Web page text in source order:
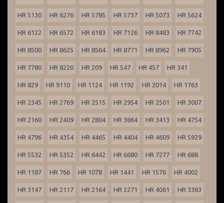
HR 5130 HR 6276 HR 5785 HR 5737 HR 5073 HR 5624
HR 6122 HR 6572 HR 6183 HR 7126 HR 8483 HR 7742
HR 8500 HR 8625 HR 8564 HR 8771 HR 8962 HR 7905
HR 7780 HR 8220 HR 209 HR 547 HR 457 HR 341
HR 829 HR 9110 HR 1124 HR 1192 HR 2014 HR 1763
HR 2345 HR 2769 HR 2515 HR 2954 HR 2501 HR 3007
HR 2160 HR 2409 HR 2804 HR 3864 HR 3413 HR 4754
HR 4796 HR 4354 HR 4465 HR 4404 HR 4609 HR 5929
HR 5532 HR 5352 HR 6442 HR 6680 HR 7277 HR 688
HR 1187 HR 766 HR 1078 HR 1441 HR 1576 HR 4002
HR 3147 HR 2117 HR 2164 HR 2271 HR 4061 HR 3383